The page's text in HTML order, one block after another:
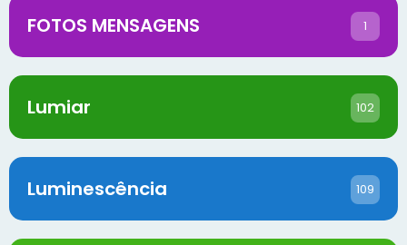
FOTOS MENSAGENS 1
Lumiar 102
Luminescência 109